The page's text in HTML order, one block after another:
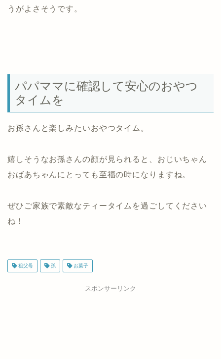
うがよさそうです。
パパママに確認して安心のおやつ
タイムを
お孫さんと楽しみたいおやつタイム。
嬉しそうなお孫さんの顔が見られると、おじいちゃん
おばあちゃんにとっても至福の時になりますね。
ぜひご家族で素敵なティータイムを過ごしてください
ね！
祖父母 孫 お菓子
スポンサーリンク